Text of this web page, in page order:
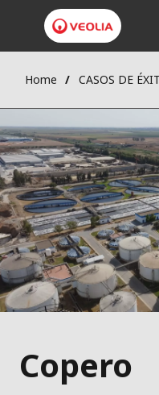
Home CASOS DE
Copero